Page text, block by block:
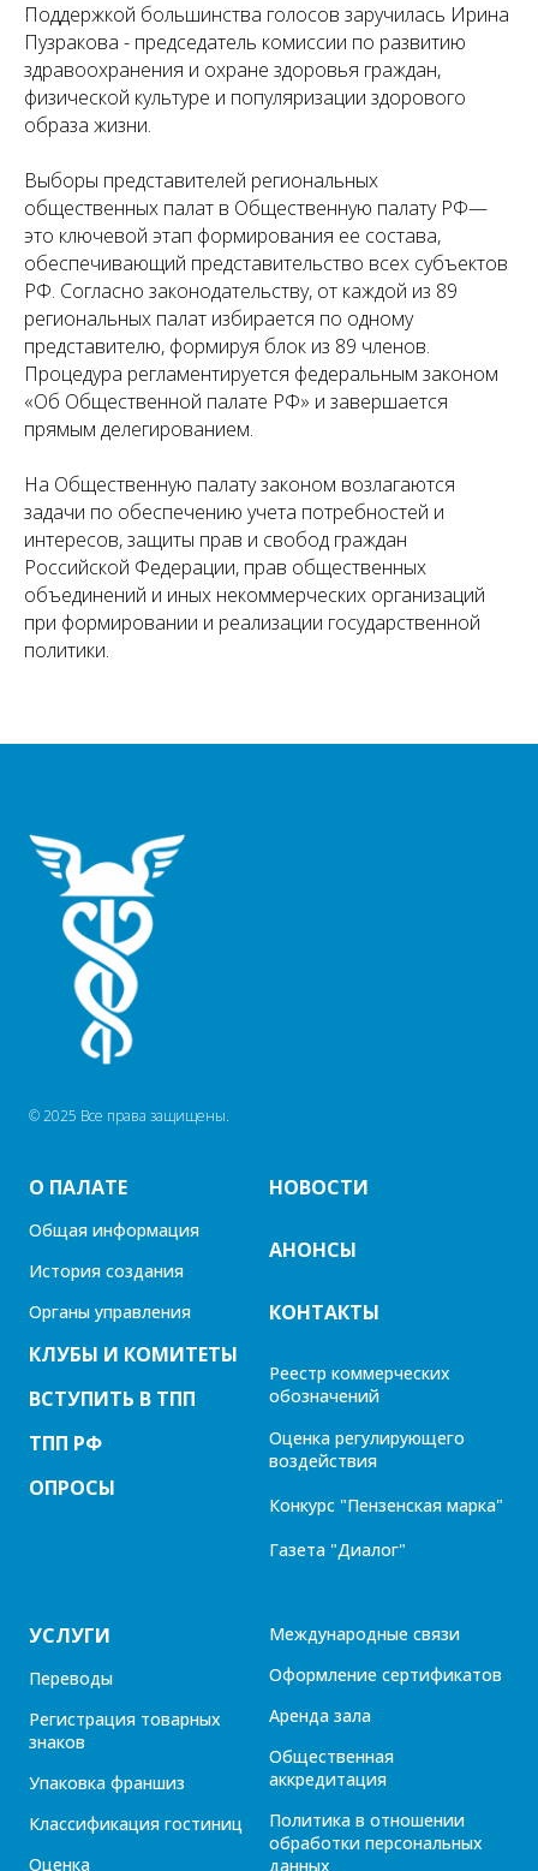
Поддержкой большинства голосов заручилась Ирина
Пузракова - председатель комиссии по развитию
здравоохранения и охране здоровья граждан,
физической культуре и популяризации здорового
образа жизни.
Выборы представителей региональных
общественных палат в Общественную палату РФ—
это ключевой этап формирования ее состава,
обеспечивающий представительство всех субъектов
РФ. Согласно законодательству, от каждой из 89
региональных палат избирается по одному
представителю, формируя блок из 89 членов.
Процедура регламентируется федеральным законом
«Об Общественной палате РФ» и завершается
прямым делегированием.
На Общественную палату законом возлагаются
задачи по обеспечению учета потребностей и
интересов, защиты прав и свобод граждан
Российской Федерации, прав общественных
объединений и иных некоммерческих организаций
при формировании и реализации государственной
политики.
© 2025 Все права защищены.
О ПАЛАТЕ
Общая информация
История создания
Органы управления
КЛУБЫ И КОМИТЕТЫ
ВСТУПИТЬ В ТПП
ТПП РФ
ОПРОСЫ
НОВОСТИ
АНОНСЫ
КОНТАКТЫ
Реестр коммерческих
обозначений
Оценка регулирующего
воздействия
Конкурс "Пензенская марка"
Газета "Диалог"
УСЛУГИ
Переводы
Регистрация товарных
знаков
Упаковка франшиз
Классификация гостиниц
Оценка
Международные связи
Оформление сертификатов
Аренда зала
Общественная
аккредитация
Политика в отношении
обработки персональных
данных